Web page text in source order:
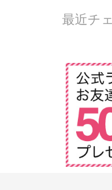
最近チ